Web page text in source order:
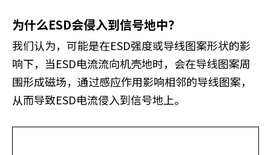
为什么ESD会侵入到信号地中？
我们认为，可能是在ESD强度或导线图案形状的影
响下，当ESD电流流向机壳地时，会在导线图案周
围形成磁场，通过感应作用影响相邻的导线图案，
从而导致ESD电流侵入到信号地上。